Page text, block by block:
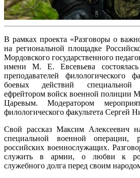
В рамках проекта «Разговоры о
на региональной площадке
Мордовского государственного
имени М. Е. Евсевьева состоялась
преподавателей филологического
боевых действий
ефрейтором войск военной полиции
Царевым. Модератором
филологического факультета Сергей
Свой рассказ Максим Алексеевич
специальной военной операции,
российских военнослужащих.
служить в армии, о любви к
служебного долга перед своим